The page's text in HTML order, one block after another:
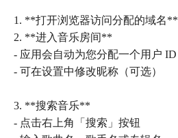
1. **打开浏览器访问分配的域名**
2. **进入音乐房间**
- 应用会自动为您分配一个用户 ID
- 可在设置中修改昵称（可选）
3. **搜索音乐**
- 点击右上角「搜索」按钮